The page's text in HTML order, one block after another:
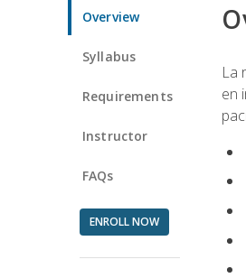
Overview
Syllabus
Requirements
Instructor
FAQs
ENROLL NOW
La
en